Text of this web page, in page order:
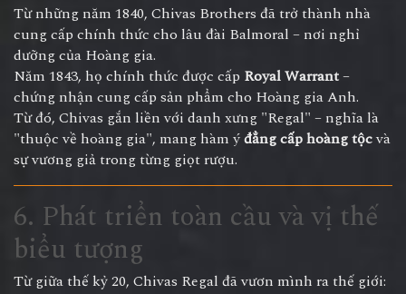
Từ những năm 1840, Chivas Brothers đã trở thành nhà
cung cấp chính thức cho lâu đài Balmoral – nơi nghỉ
dưỡng của Hoàng gia.
Năm 1843, họ chính thức được cấp Royal Warrant–
chứng nhận cung cấp sản phẩm cho Hoàng gia Anh.
Từ đó, Chivas gắn liền với danh xưng "Regal" – nghĩa là
"thuộc về hoàng gia", mang hàm ýđẳng cấp hoàng tộcvà
sự vương giả trong từng giọt rượu.
6. Phát triển toàn cầu và vị thế
biểu tượng
Từ giữa thế kỷ 20, Chivas Regal đã vươn mình ra thế giới: